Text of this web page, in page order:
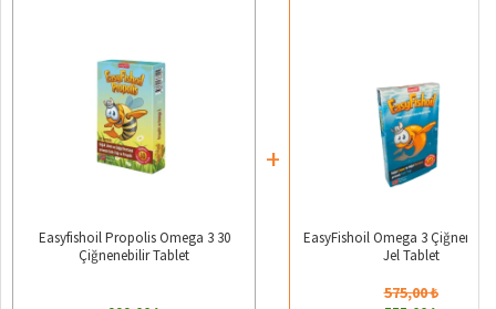
Easyfishoil Propolis Omega 3 30
Çiğnenebilir Tablet
+
EasyFishoil Omega 3
Jel Tablet
575,00 ₺